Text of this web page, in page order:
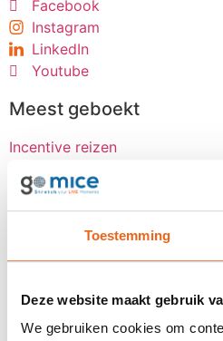
Toestemming
Deze website maakt gebruik
We gebruiken cookies om
Facebook
Instagram
LinkedIn
Youtube
Meest geboekt
Incentive reizen
Personeelsfeest
Jubileumevent
Beloningsreis
Bestuursmeeting